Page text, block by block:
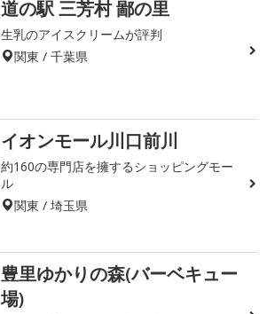
道の駅 三芳村 鄙の里
生乳のアイスクリームが評判
関東 / 千葉県
イオンモール川口前川
約160の専門店を擁するショッピングモー
ル
関東 / 埼玉県
豊里ゆかりの森(バーベキュー
場)